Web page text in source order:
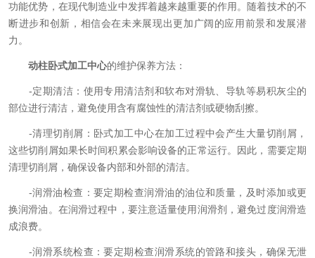
功能优势，在现代制造业中发挥着越来越重要的作用。随着技术的不
断进步和创新，相信会在未来展现出更加广阔的应用前景和发展潜
力。
动柱卧式加工中心的维护保养方法：
-定期清洁：使用专用清洁剂和软布对滑轨、导轨等易积灰尘的
部位进行清洁，避免使用含有腐蚀性的清洁剂或硬物刮擦。
-清理切削屑：卧式加工中心在加工过程中会产生大量切削屑，
这些切削屑如果长时间积累会影响设备的正常运行。因此，需要定期
清理切削屑，确保设备内部和外部的清洁。
-润滑油检查：要定期检查润滑油的油位和质量，及时添加或更
换润滑油。在润滑过程中，要注意适量使用润滑剂，避免过度润滑造
成浪费。
-润滑系统检查：要定期检查润滑系统的管路和接头，确保无泄